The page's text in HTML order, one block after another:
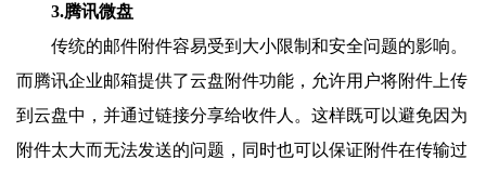
3.腾讯微盘
传统的邮件附件容易受到大小限制和安全问题的影响。
而腾讯企业邮箱提供了云盘附件功能，允许用户将附件上传
到云盘中，并通过链接分享给收件人。这样既可以避免因为
附件太大而无法发送的问题，同时也可以保证附件在传输过